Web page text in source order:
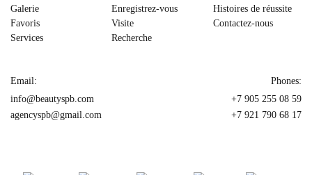
Galerie
Favoris
Services
Enregistrez-vous
Visite
Recherche
Histoires de réussite
Contactez-nous
Email:
info@beautyspb.com
agencyspb@gmail.com
Phones:
+7 905 255 08 59
+7 921 790 68 17